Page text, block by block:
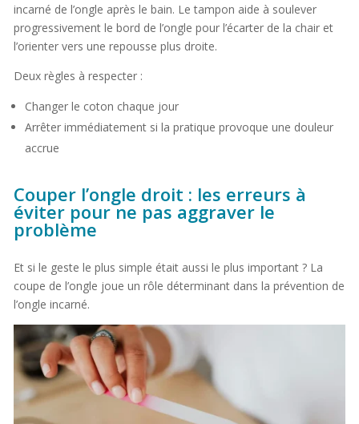
incarné de l’ongle après le bain. Le tampon aide à soulever
progressivement le bord de l’ongle pour l’écarter de la chair et
l’orienter vers une repousse plus droite.
Deux règles à respecter :
Changer le coton chaque jour
Arrêter immédiatement si la pratique provoque une douleur
accrue
Couper l’ongle droit : les erreurs à
éviter pour ne pas aggraver le
problème
Et si le geste le plus simple était aussi le plus important ? La
coupe de l’ongle joue un rôle déterminant dans la prévention de
l’ongle incarné.